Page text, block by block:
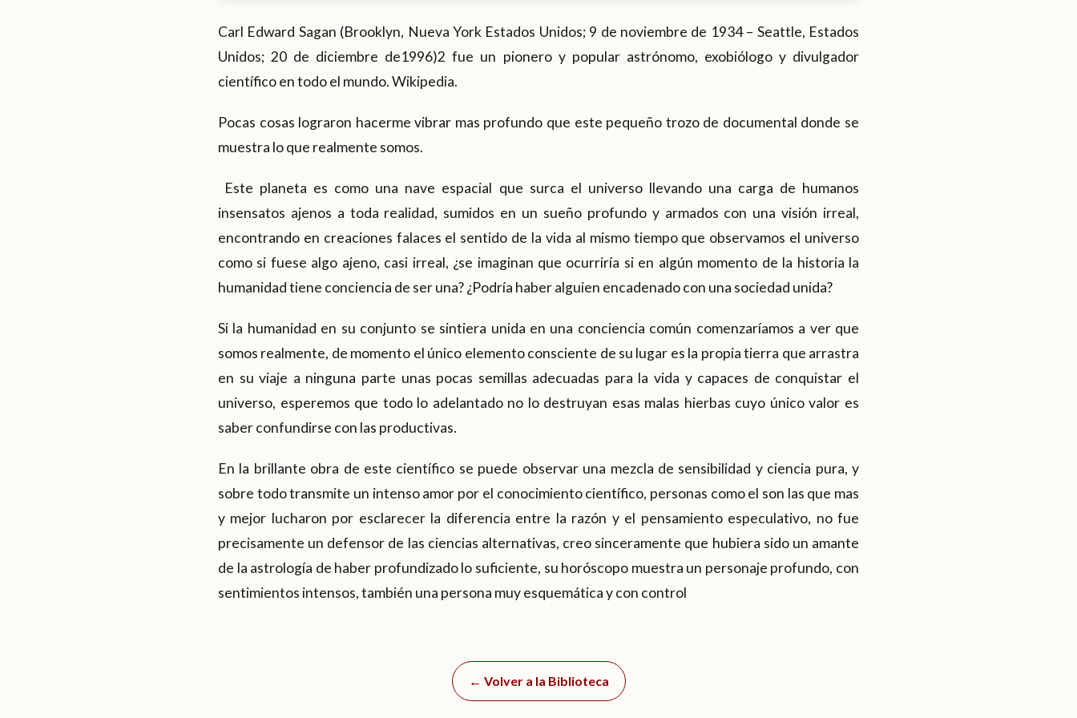
Carl Edward Sagan (Brooklyn, Nueva York Estados Unidos; 9 de noviembre de 1934 – Seattle, Estados
Unidos; 20 de diciembre de1996)2 fue un pionero y popular astrónomo, exobiólogo y divulgador
científico en todo el mundo. Wikipedia.
Pocas cosas lograron hacerme vibrar mas profundo que este pequeño trozo de documental donde se
muestra lo que realmente somos.
Este planeta es como una nave espacial que surca el universo llevando una carga de humanos
insensatos ajenos a toda realidad, sumidos en un sueño profundo y armados con una visión irreal,
encontrando en creaciones falaces el sentido de la vida al mismo tiempo que observamos el universo
como si fuese algo ajeno, casi irreal, ¿se imaginan que ocurriría si en algún momento de la historia la
humanidad tiene conciencia de ser una? ¿Podría haber alguien encadenado con una sociedad unida?
Si la humanidad en su conjunto se sintiera unida en una conciencia común comenzaríamos a ver que
somos realmente, de momento el único elemento consciente de su lugar es la propia tierra que arrastra
en su viaje a ninguna parte unas pocas semillas adecuadas para la vida y capaces de conquistar el
universo, esperemos que todo lo adelantado no lo destruyan esas malas hierbas cuyo único valor es
saber confundirse con las productivas.
En la brillante obra de este científico se puede observar una mezcla de sensibilidad y ciencia pura, y
sobre todo transmite un intenso amor por el conocimiento científico, personas como el son las que mas
y mejor lucharon por esclarecer la diferencia entre la razón y el pensamiento especulativo, no fue
precisamente un defensor de las ciencias alternativas, creo sinceramente que hubiera sido un amante
de la astrología de haber profundizado lo suficiente, su horóscopo muestra un personaje profundo, con
sentimientos intensos, también una persona muy esquemática y con control
← Volver a la Biblioteca